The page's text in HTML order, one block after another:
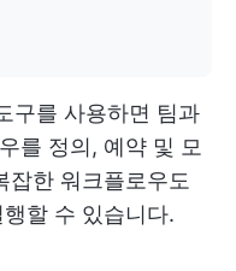
구를 사용하면 팀과
를 정의, 예약 및 모
잡한 워크플로우도
할 수 있습니다.